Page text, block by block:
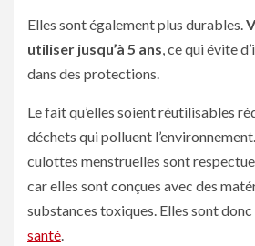
Elles sont également plus durables.
utiliser jusqu’à 5 ans, ce qui évite
dans des protections.
Le fait qu’elles soient réutilisables
déchets qui polluent
culottes menstruelles sont
car elles sont conçues avec des
substances toxiques. Elles sont
santé.